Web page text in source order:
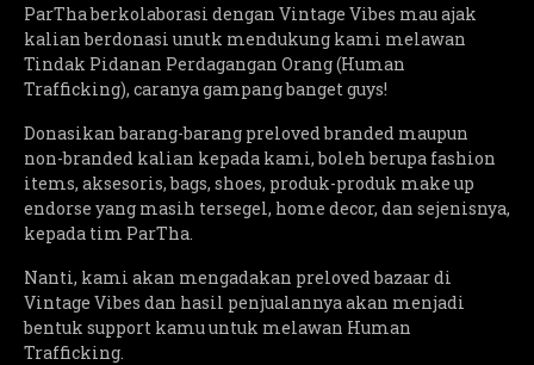
ParTha berkolaborasi dengan Vintage Vibes mau ajak
kalian berdonasi unutk mendukung kami melawan
Tindak Pidanan Perdagangan Orang (Human
Trafficking), caranya gampang banget guys!
Donasikan barang-barang preloved branded maupun
non-branded kalian kepada kami, boleh berupa fashion
items, aksesoris, bags, shoes, produk-produk make up
endorse yang masih tersegel, home decor, dan sejenisnya,
kepada tim ParTha.
Nanti, kami akan mengadakan preloved bazaar di
Vintage Vibes dan hasil penjualannya akan menjadi
bentuk support kamu untuk melawan Human
Trafficking.